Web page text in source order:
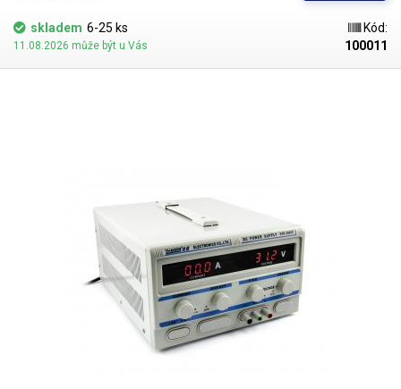
skladem 6-25 ks
11.08.2026 může být u Vás
Kód:
100011